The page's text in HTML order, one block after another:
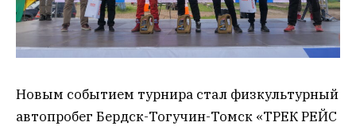
Новым событием турнира стал физкультурный
автопробег Бердск-Тогучин-Томск «ТРЕК РЕЙС